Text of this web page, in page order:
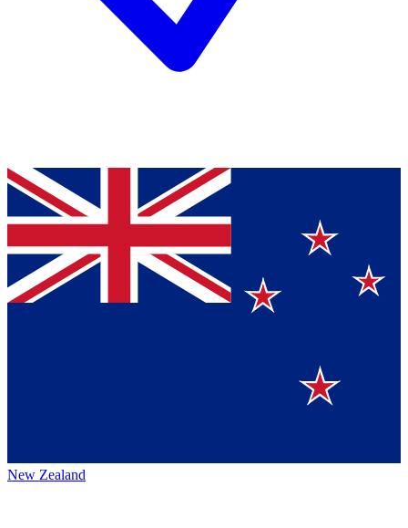
New Zealand